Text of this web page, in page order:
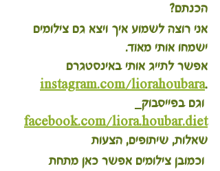
הכנתם?
אני רוצה לשמוע איך ויצא גם צילומים
ישמחו אותי מאוד.
אפשר לתייג אותי באינסטגרם
.
instagram.com/liorahoubara
וגם בפייסבוק
facebook.com/liora.houbar.diet
שאלות, שיתופים, הצעות
וכמובן צילומים אפשר כאן מתחת